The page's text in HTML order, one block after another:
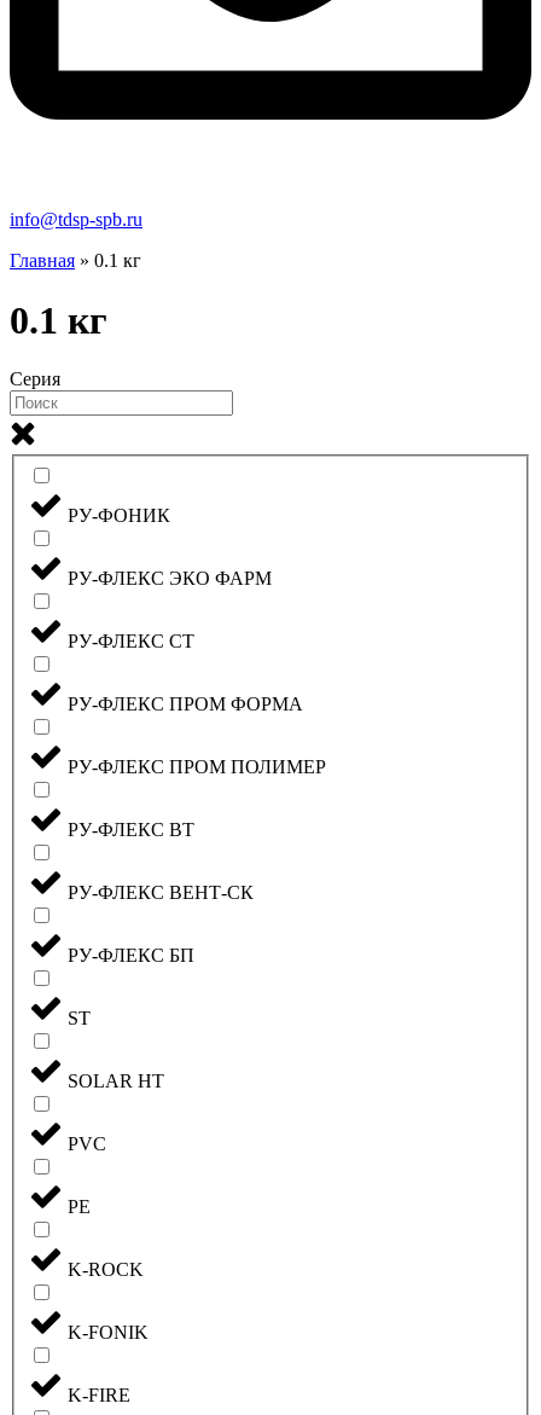
info@tdsp-spb.ru
Главная » 0.1 кг
0.1 кг
Серия
РУ-ФОНИК
РУ-ФЛЕКС ЭКО ФАРМ
РУ-ФЛЕКС СТ
РУ-ФЛЕКС ПРОМ ФОРМА
РУ-ФЛЕКС ПРОМ ПОЛИМЕР
РУ-ФЛЕКС ВТ
РУ-ФЛЕКС ВЕНТ-СК
РУ-ФЛЕКС БП
ST
SOLAR HT
PVC
PE
K-ROCK
K-FONIK
K-FIRE